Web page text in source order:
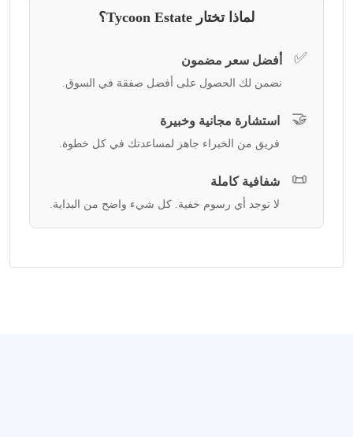
لماذا تختار Tycoon Estate؟
✅ أفضل سعر مضمون
نضمن لك الحصول على أفضل صفقة في السوق.
🤝 استشارة مجانية وخبيرة
فريق من الخبراء جاهز لمساعدتك في كل خطوة.
📜 شفافية كاملة
لا توجد أي رسوم خفية. كل شيء واضح من البداية.